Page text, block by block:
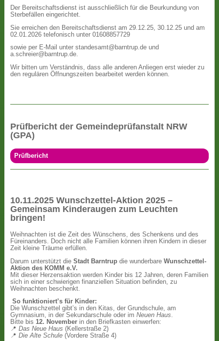
Der Bereitschaftsdienst ist ausschließlich für die Beurkundung von
Sterbefällen eingerichtet.
Sie erreichen den Bereitschaftsdienst am 29.12.25, 30.12.25 und am
02.01.2026 telefonisch unter 01608857729
sowie per E-Mail unter standesamt@barntrup.de und
a.schreier@barntrup.de.
Wir bitten um Verständnis, dass alle anderen Anliegen erst wieder zu
den regulären Öffnungszeiten bearbeitet werden können.
Prüfbericht der Gemeindeprüfanstalt NRW
(GPA)
Prüfbericht
10.11.2025 Wunschzettel-Aktion 2025 –
Gemeinsam Kinderaugen zum Leuchten
bringen!
Weihnachten ist die Zeit des Wünschens, des Schenkens und des
Füreinanders. Doch nicht alle Familien können ihren Kindern in dieser
Zeit kleine Träume erfüllen.
Darum unterstützt dieStadt Barntrup die wunderbareWunschzettel-
Aktion des KOMM e.V.
Mit dieser Herzensaktion werden Kinder bis 12 Jahren, deren Familien
sich in einer schwierigen finanziellen Situation befinden, zu
Weihnachten beschenkt.
So funktioniert’s für Kinder:
Die Wunschzettel gibt’s in den Kitas, der Grundschule, am
Gymnasium, in der Sekundarschule oder imNeuen Haus.
Bitte bis12. November in den Briefkasten einwerfen:
📍Das Neue Haus (Kellerstraße 2)
📍Die Alte Schule (Vordere Straße 4)